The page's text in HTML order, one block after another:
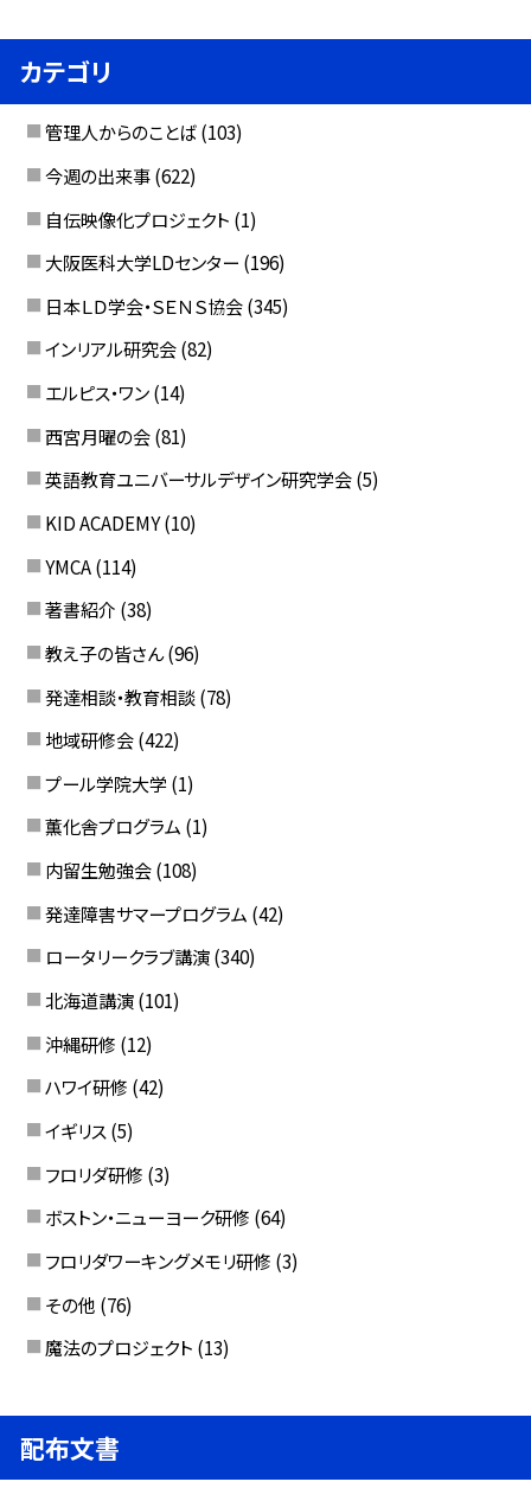
カテゴリ
管理人からのことば (103)
今週の出来事 (622)
自伝映像化プロジェクト (1)
大阪医科大学LDセンター (196)
日本ＬＤ学会・ＳＥＮＳ協会 (345)
インリアル研究会 (82)
エルピス・ワン (14)
西宮月曜の会 (81)
英語教育ユニバーサルデザイン研究学会 (5)
KID ACADEMY (10)
YMCA (114)
著書紹介 (38)
教え子の皆さん (96)
発達相談・教育相談 (78)
地域研修会 (422)
プール学院大学 (1)
薫化舎プログラム (1)
内留生勉強会 (108)
発達障害サマープログラム (42)
ロータリークラブ講演 (340)
北海道講演 (101)
沖縄研修 (12)
ハワイ研修 (42)
イギリス (5)
フロリダ研修 (3)
ボストン・ニューヨーク研修 (64)
フロリダワーキングメモリ研修 (3)
その他 (76)
魔法のプロジェクト (13)
配布文書